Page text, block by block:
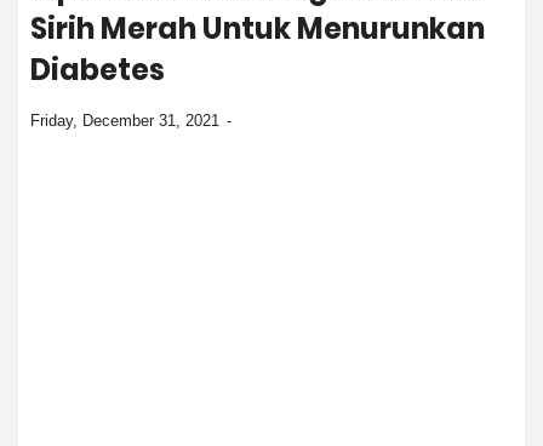
Sirih Merah Untuk Menurunkan
Diabetes
Friday, December 31, 2021